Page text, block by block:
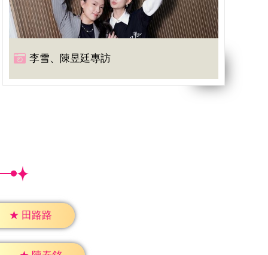
李雪、陳昱廷專訪
★ 田路路